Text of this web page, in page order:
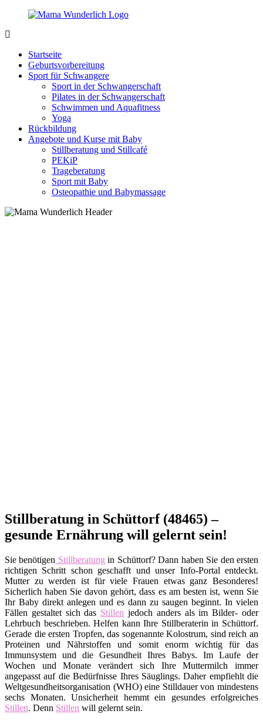
Zurück
Inhalt
sein
wunderbar!
Startseite
Geburtsvorbereitung
Sport für Schwangere
Sport in der Schwangerschaft
Pilates in der Schwangerschaft
Schwimmen und Aquafitness
Yoga
Rückbildung
Angebote und Kurse mit Baby
Stillberatung und Stillcafé
PEKiP
Trageberatung
Sport mit Baby
Osteopathie und Babymassage
Stillberatung in Schüttorf (48465) –
gesunde Ernährung will gelernt sein!
Sie benötigen Stillberatung in Schüttorf? Dann haben Sie den ersten
richtigen Schritt schon geschafft und unser Info-Portal entdeckt.
Mutter zu werden ist für viele Frauen etwas ganz Besonderes!
Sicherlich haben Sie davon gehört, dass es am besten ist, wenn Sie
Ihr Baby direkt anlegen und es dann zu saugen beginnt. In vielen
Fällen gestaltet sich das Stillen jedoch anders als im Bilder- oder
Lehrbuch beschrieben. Helfen kann Ihre Stillberaterin in Schüttorf.
Gerade die ersten Tropfen, das sogenannte Kolostrum, sind reich an
Proteinen und Nährstoffen und somit enorm wichtig für das
Immunsystem und die Gesundheit Ihres Babys. Im Laufe der
Wochen und Monate verändert sich Ihre Muttermilch immer
angepasst auf die Bedürfnisse Ihres Säuglings. Daher empfiehlt die
Weltgesundheitsorganisation (WHO) eine Stilldauer von mindestens
sechs Monaten. Unsicherheit hemmt ein gesundes erfolgreiches
Stillen. Denn Stillen will gelernt sein.